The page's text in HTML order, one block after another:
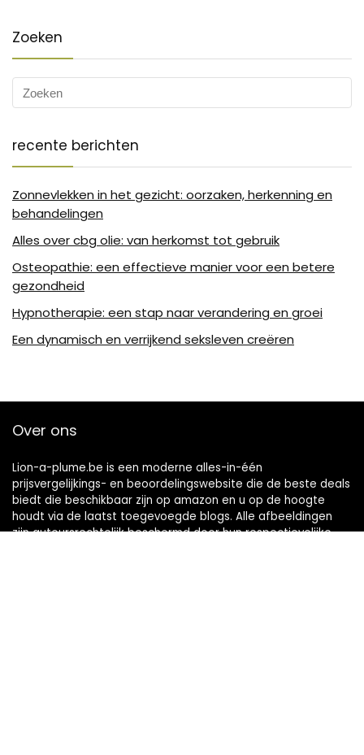
Zoeken
recente berichten
Zonnevlekken in het gezicht: oorzaken, herkenning en
behandelingen
Alles over cbg olie: van herkomst tot gebruik
Osteopathie: een effectieve manier voor een betere
gezondheid
Hypnotherapie: een stap naar verandering en groei
Een dynamisch en verrijkend seksleven creëren
Over ons
Lion-a-plume.be is een moderne alles-in-één
prijsvergelijkings- en beoordelingswebsite die de beste deals
biedt die beschikbaar zijn op amazon en u op de hoogte
houdt via de laatst toegevoegde blogs. Alle afbeeldingen
zijn auteursrechtelijk beschermd door hun respectievelijke